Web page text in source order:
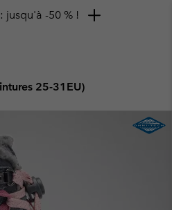
jusqu'à -50 % !
25-31EU)